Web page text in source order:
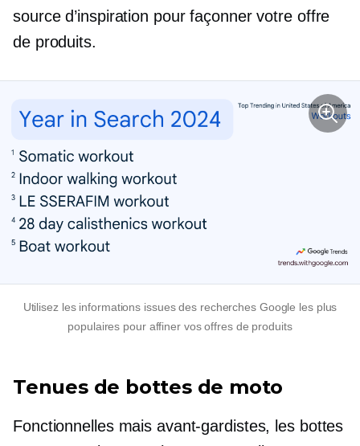
source d’inspiration pour façonner votre offre
de produits.
Utilisez les informations issues des recherches Google les plus
populaires pour affiner vos offres de produits
Tenues de bottes de moto
Fonctionnelles mais avant-gardistes, les bottes